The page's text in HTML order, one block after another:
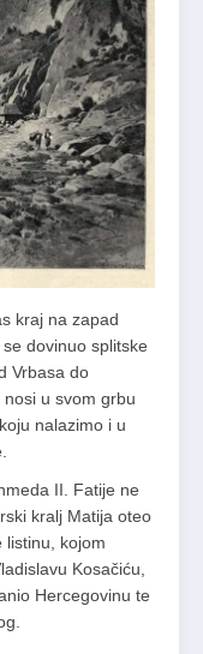
kraj na zapad
dovinuo splitske
Vrbasa do
u svom grbu
nalazimo i u
II. Fatije ne
kralj Matija oteo
listinu, kojom
Kosačiću,
Hercegovinu te